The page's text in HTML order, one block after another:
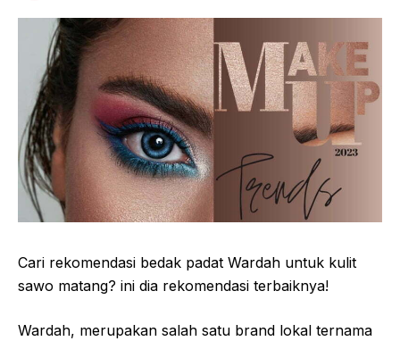
Cari rekomendasi bedak padat Wardah untuk kulit
sawo matang? ini dia rekomendasi terbaiknya!
Wardah, merupakan salah satu brand lokal ternama